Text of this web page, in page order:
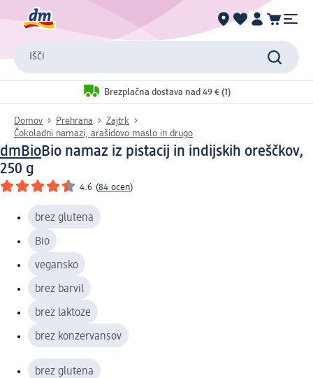
Išči
Brezplačna dostava nad 49 € (1)
Domov Prehrana
Zajtrk
Čokoladni namazi, arašidovo maslo in drugo
dmBioBio namaz iz pistacij in indijskih oreščkov,
250 g
4.6 (84 ocen)
brez glutena
Bio
vegansko
brez barvil
brez laktoze
brez konzervansov
brez glutena